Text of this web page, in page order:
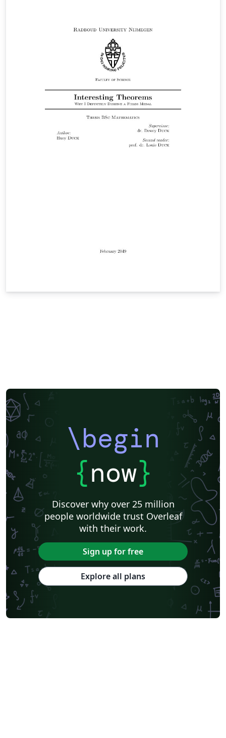
\begin
{now}
Discover why over 25 million
people worldwide trust Overleaf
with their work.
Sign up for free
Explore all plans